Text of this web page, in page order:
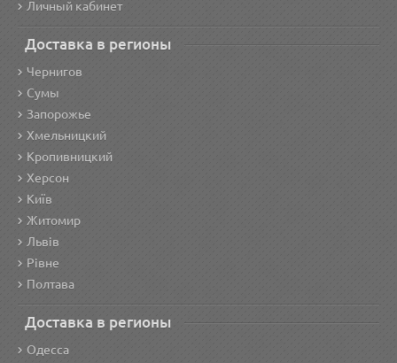
Личный кабинет
Доставка в регионы
Чернигов
Сумы
Запорожье
Хмельницкий
Кропивницкий
Херсон
Київ
Житомир
Львів
Рівне
Полтава
Доставка в регионы
Одесса